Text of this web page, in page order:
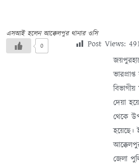
এসআই হলেন আক্কেলপুর থানার ওসি
0 Post Views:
দেয়া
থেকে
হয়েছে।
জেলা